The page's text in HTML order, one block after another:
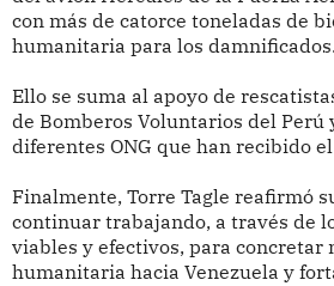
con más de catorce toneladas de
humanitaria para los damnificados.
Ello se suma al apoyo de
de Bomberos Voluntarios del Perú
diferentes ONG que han recibido
Finalmente, Torre Tagle reafirmó
continuar trabajando, a través de
viables y efectivos, para concretar
humanitaria hacia Venezuela y